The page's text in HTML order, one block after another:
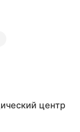
центр